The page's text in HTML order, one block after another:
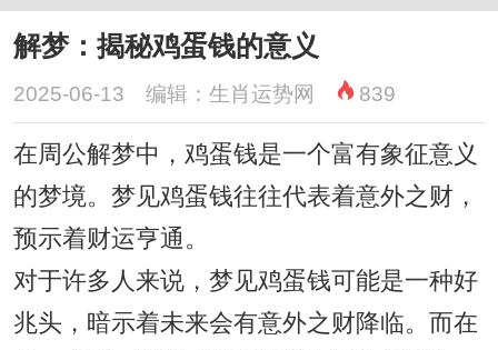
解梦：揭秘鸡蛋钱的意义
2025-06-13 编辑：生肖运势网 839
在周公解梦中，鸡蛋钱是一个富有象征意义
的梦境。梦见鸡蛋钱往往代表着意外之财，
预示着财运亨通。
对于许多人来说，梦见鸡蛋钱可能是一种好
兆头，暗示着未来会有意外之财降临。而在